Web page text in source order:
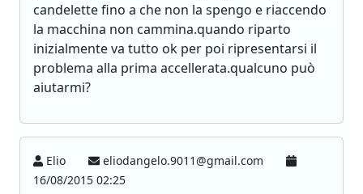
candelette fino a che non la spengo e riaccendo
la macchina non cammina.quando riparto
inizialmente va tutto ok per poi ripresentarsi il
problema alla prima accellerata.qualcuno può
aiutarmi?
Elio
eliodangelo.9011@gmail.com
16/08/2015 02:25